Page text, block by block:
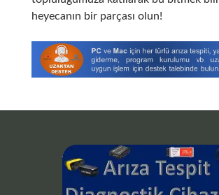
heyecanın bir parçası olun!